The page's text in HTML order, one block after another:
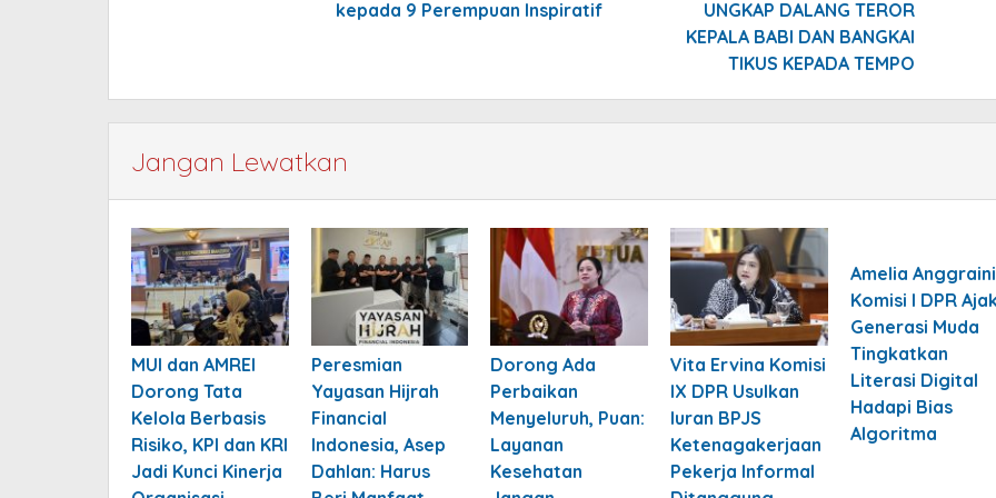
kepada 9 Perempuan Inspiratif
UNGKAP DALANG TEROR
KEPALA BABI DAN BANGKAI
TIKUS KEPADA TEMPO
Jangan Lewatkan
MUI dan AMREI
Dorong Tata
Kelola Berbasis
Risiko, KPI dan KRI
Jadi Kunci Kinerja
Peresmian
Yayasan Hijrah
Financial
Indonesia, Asep
Dahlan: Harus
Dorong Ada
Perbaikan
Menyeluruh, Puan:
Layanan
Kesehatan
Vita Ervina Komisi
IX DPR Usulkan
Iuran BPJS
Ketenagakerjaan
Pekerja Informal
Amelia Anggraini
Komisi I DPR
Generasi Muda
Tingkatkan
Literasi Digital
Hadapi Bias
Algoritma